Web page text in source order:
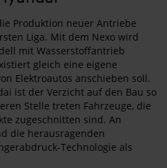
Produktion neuer Antriebe
Liga. Mit dem Nexo wird
mit Wasserstoffantrieb
gleich eine eigene
Elektroautos anschieben soll.
ist der Verzicht auf den Bau so
Stelle treten Fahrzeuge, die
zugeschnitten sind. An
die herausragenden
Technologie als